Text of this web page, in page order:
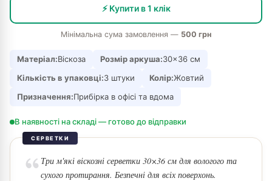
⚡ Купити в 1 клік
Мінімальна сума замовлення — 500 грн
Матеріал:Віскоза Розмір аркуша:30×36 см
Кількість в упаковці:3 штуки Колір:Жовтий
Призначення:Прибірка в офісі та вдома
В наявності на складі — готово до відправки
СЕРВЕТКИ
Три м'які віскозні серветки 30×36 см для вологого та
сухого протирання. Безпечні для всіх поверхонь.